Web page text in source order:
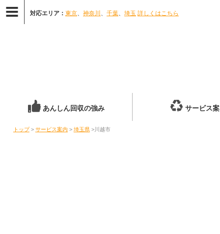
対応エリア： 東京、 神奈川 、 千葉、 埼玉 詳しくはこちら
あんしん回収の強み サービス
トップ> サービス案内 > 埼玉県>川越市